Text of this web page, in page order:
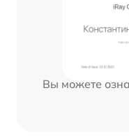
Вы можете